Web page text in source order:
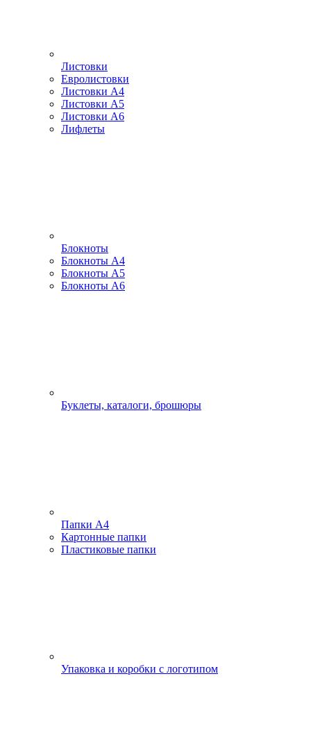
Листовки
Евролистовки
Листовки А4
Листовки А5
Листовки А6
Лифлеты
Блокноты
Блокноты А4
Блокноты А5
Блокноты А6
Буклеты, каталоги, брошюры
Папки А4
Картонные папки
Пластиковые папки
Упаковка и коробки с логотипом